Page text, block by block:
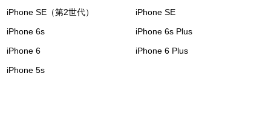
iPhone SE（第2世代）
iPhone SE
iPhone 6s
iPhone 6s Plus
iPhone 6
iPhone 6 Plus
iPhone 5s